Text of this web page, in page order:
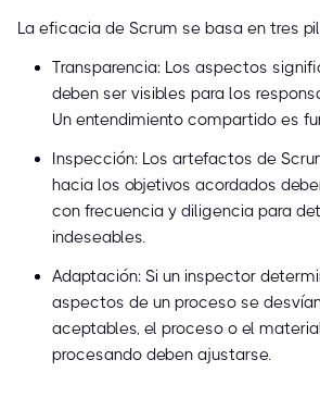
La eficacia de Scrum se basa en tres
Transparencia: Los aspectos
deben ser visibles para los
Un entendimiento compartido es
Inspección: Los artefactos de
hacia los objetivos acordados
con frecuencia y diligencia para
indeseables.
Adaptación: Si un inspector
aspectos de un proceso se
aceptables, el proceso o el
procesando deben ajustarse.